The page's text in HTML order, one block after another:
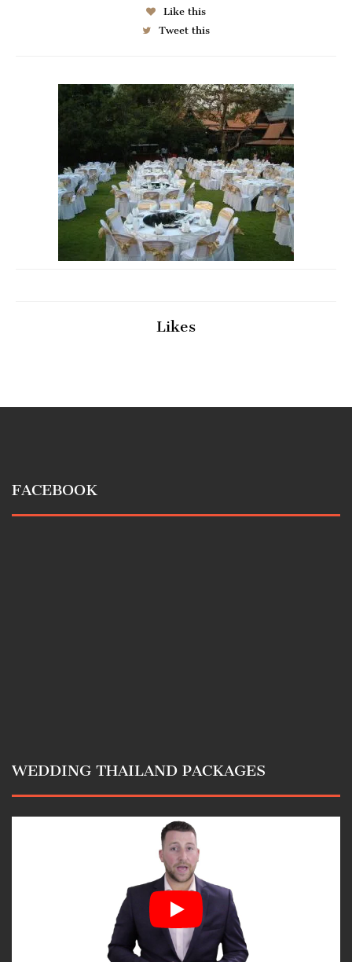
Like this
Tweet this
Likes
FACEBOOK
WEDDING THAILAND PACKAGES